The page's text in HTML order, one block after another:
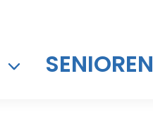
SENIOREN